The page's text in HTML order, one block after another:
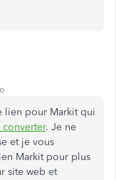
lien pour Markit qui
converter. Je ne
et je vous
Markit pour plus
site web et